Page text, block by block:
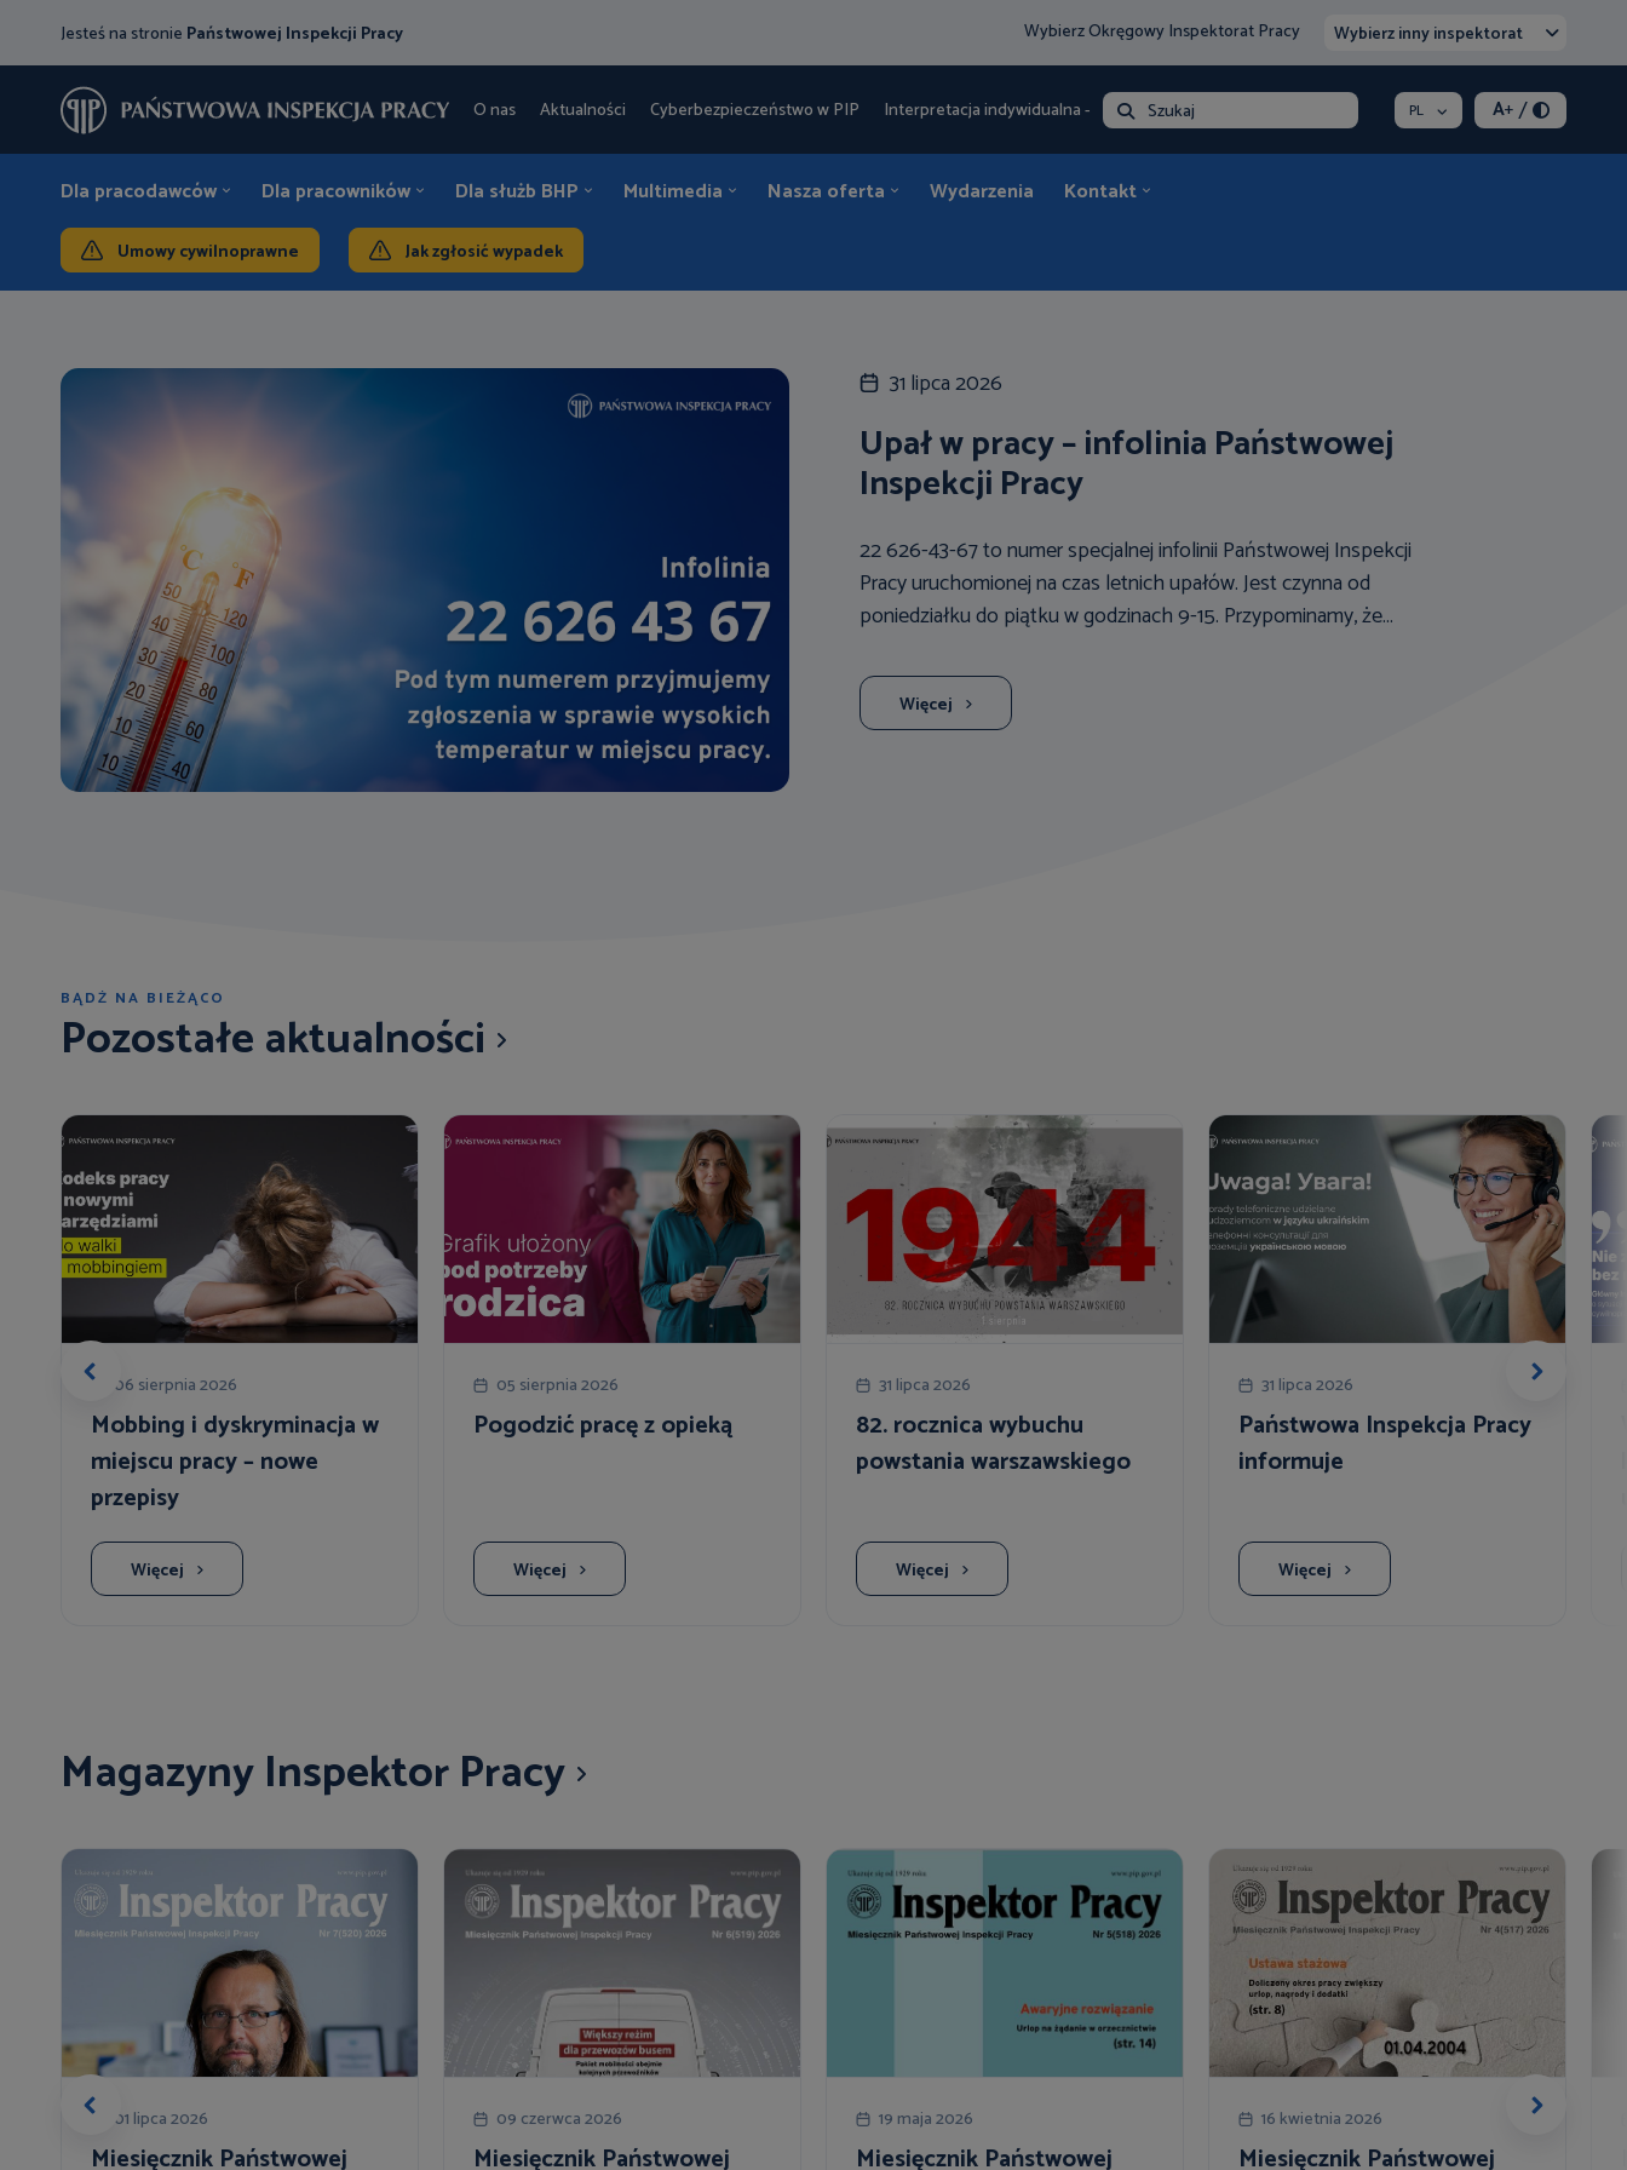
Jesteś na stronie Państwowej Inspekcji Pracy Wybierz Okręgowy Inspektorat Pracy Wybierz inny inspektorat
O nas Aktualności Cyberbezpieczeństwo w PIP Interpretacja indywidualna - opłata Szukaj PL A+/
Dla pracodawców Dla pracowników Dla służb BHP Multimedia Nasza oferta Wydarzenia Kontakt
Umowy cywilnoprawne Jak zgłosić wypadek
31 lipca 2026
Upał w pracy – infolinia Państwowej
Inspekcji Pracy
22 626-43-67 to numer specjalnej infolinii Państwowej Inspekcji
Pracy uruchomionej na czas letnich upałów. Jest czynna od
poniedziałku do piątku w godzinach 9-15. Przypominamy, że...
Więcej
BĄDŹ NA BIEŻĄCO
Pozostałe aktualności
06 sierpnia 2026
Mobbing i dyskryminacja w
miejscu pracy – nowe
przepisy
Więcej
05 sierpnia 2026
Pogodzić pracę z opieką
Więcej
31 lipca 2026
82. rocznica wybuchu
powstania warszawskiego
Więcej
31 lipca 2026
Państwowa Inspekcja Pracy
informuje
Więcej
Magazyny Inspektor Pracy
01 lipca 2026
Miesięcznik Państwowej
09 czerwca 2026
Miesięcznik Państwowej
19 maja 2026
Miesięcznik Państwowej
16 kwietnia 2026
Miesięcznik Państwowej